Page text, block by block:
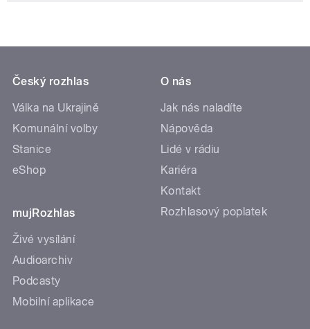
Český rozhlas
Válka na Ukrajině
Komunální volby
Stanice
eShop
mujRozhlas
Živé vysílání
Audioarchiv
Podcasty
Mobilní aplikace
O nás
Jak nás naladíte
Nápověda
Lidé v rádiu
Kariéra
Kontakt
Rozhlasový poplatek